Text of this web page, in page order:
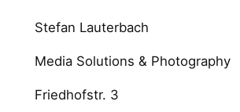
Stefan Lauterbach
Media Solutions & Photography
Friedhofstr. 3